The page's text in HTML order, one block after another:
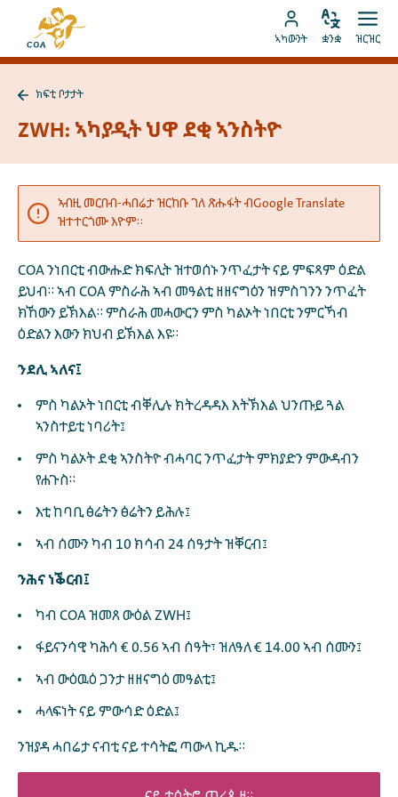
ትሕዝቶ
መበገሲ
ገጽ
MyCOA
ናብ
MyCOA
ኣካውንት
ቋንቋ
ቋንቋ
ክፈት
ዝርዝር
ቦታታት
ክፍቲ ቦታታት
ZWH: ኣካያዲት ህዋ ደቂ ኣንስትዮ
ኣብዚ መርበብ-ሓበሬታ ዝርከቡ ገለ ጽሑፋት ብGoogle Translate
ዝተተርጎሙ እዮም።
COA ንነበርቲ ብውሑድ ክፍሊት ዝተወሰኑ ንጥፈታት ናይ ምፍጻም ዕድል
ይህብ። ኣብ COA ምስራሕ ኣብ መዓልቲ ዘዘናግዕን ዝምስገንን ንጥፈት
ክኸውን ይኽእል። ምስራሕ መሓውርን ምስ ካልኦት ነበርቲ ንምርኻብ
ዕድልን እውን ክህብ ይኽእል እዩ።
ንደሊ ኣለና፤
ምስ ካልኦት ነበርቲ ብቐሊሉ ክትረዳዳእ እትኽእል ህንጡይ ጓል
ኣንስተይቲ ነባሪት፤
ምስ ካልኦት ደቂ ኣንስትዮ ብሓባር ንጥፈታት ምክያድን ምውዳብን
የሐጉስ።
እቲ ከባቢ ፅሬትን ፅሬትን ይሕሉ፤
ኣብ ሰሙን ካብ 10 ክሳብ 24 ሰዓታት ዝቐርብ፤
ንሕና ነቕርብ፤
ካብ COA ዝመጸ ውዕል ZWH፤
ፋይናንሳዊ ካሕሳ € 0.56 ኣብ ሰዓት፣ ዝለዓለ € 14.00 ኣብ ሰሙን፤
ኣብ ውዕዉዕ ጋንታ ዘዘናግዕ መዓልቲ፤
ሓላፍነት ናይ ምውሳድ ዕድል፤
ንዝያዳ ሓበሬታ ናብቲ ናይ ተሳትፎ ጣውላ ኪዱ።